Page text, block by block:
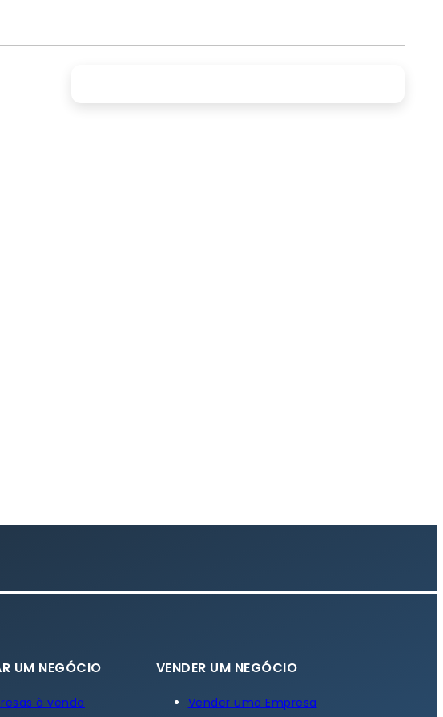
UM NEGÓCIO
à venda
VENDER UM NEGÓCIO
Vender uma Empresa